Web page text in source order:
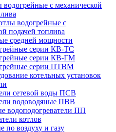
с механической
водогрейные с
подачей топлива
средней мощности
серии КВ-ТС
серии КВ-ГМ
серии ПТВМ
котельных установок
сетевой воды ПСВ
водоводяные ПВВ
водоподогреватели ПП
котлов
по воздуху и газу